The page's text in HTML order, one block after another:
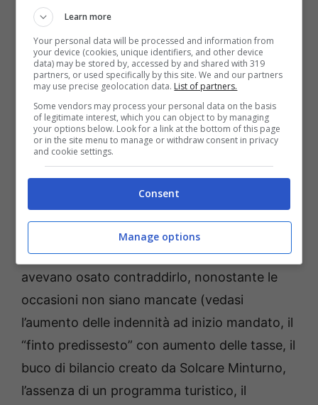
oggi suo sodale, il quale ha rinunciato a
qualsivoglia tipo di opposizione consiliare.
Nel frattempo le vicende politiche degli ultimi
giorni hanno fatto gettare a Stefanelli quella
maschera da “monarca illuminato” di cui va
tanto fiero ed è uscita fuori la sua vera natura
di dittatore dispotico, caratterialmente
inadeguato a ricoprire la carica istituzionale
per cui è stato eletto: un Sindaco abituato a
circondarsi di yes-man cui non è concessa
alcuna libertà di pensiero, che mai fino ad ora
avevano osato contraddirlo, nonostante le
occasioni non siano mancate (vedasi
l’aumento delle indennità ad inizio mandato, il
“finto predissesto” con aumento delle tasse, il
buco di bilancio creato da Solcare Minturno,
l’assenza di un programma turistico, il
Learn more
Your personal data will be processed and information from
your device (cookies, unique identifiers, and other device
data) may be stored by, accessed by and shared with 319
partners, or used specifically by this site. We and our partners
may use precise geolocation data. List of partners.
Some vendors may process your personal data on the basis
of legitimate interest, which you can object to by managing
your options below. Look for a link at the bottom of this page
or in the site menu to manage or withdraw consent in privacy
and cookie settings.
Consent
Manage options